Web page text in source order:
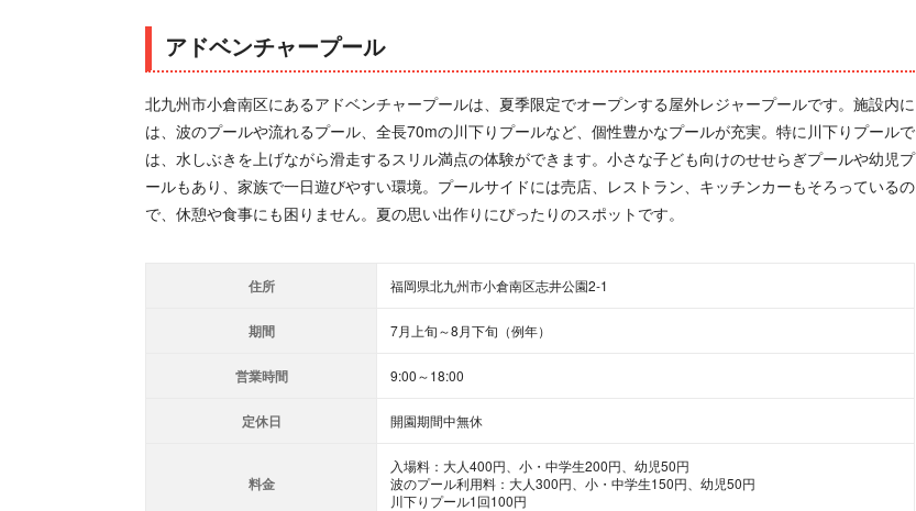
アドベンチャープール
北九州市小倉南区にあるアドベンチャープールは、夏季限定でオープンする屋外レジャープールです。施設内に
は、波のプールや流れるプール、全長70mの川下りプールなど、個性豊かなプールが充実。特に川下りプールで
は、水しぶきを上げながら滑走するスリル満点の体験ができます。小さな子ども向けのせせらぎプールや幼児プ
ールもあり、家族で一日遊びやすい環境。プールサイドには売店、レストラン、キッチンカーもそろっているの
で、休憩や食事にも困りません。夏の思い出作りにぴったりのスポットです。
住所 福岡県北九州市小倉南区志井公園2-1
期間 7月上旬～8月下旬（例年）
営業時間 9:00～18:00
定休日 開園期間中無休
料金
入場料：大人400円、小・中学生200円、幼児50円
波のプール利用料：大人300円、小・中学生150円、幼児50円
川下りプール1回100円